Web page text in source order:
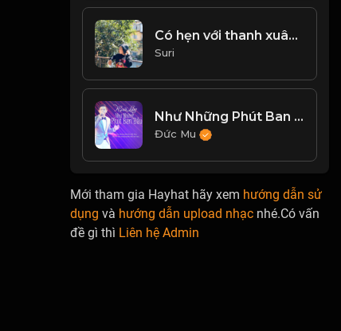
Có hẹn với thanh xuân Mashup Haru Haru
Suri
Như Những Phút Ban Đầu - Hoài Lâm
Đức Mu
Mới tham gia Hayhat hãy xem hướng dẫn sử
dụng và hướng dẫn upload nhạc nhé.Có vấn
đề gì thì Liên hệ Admin